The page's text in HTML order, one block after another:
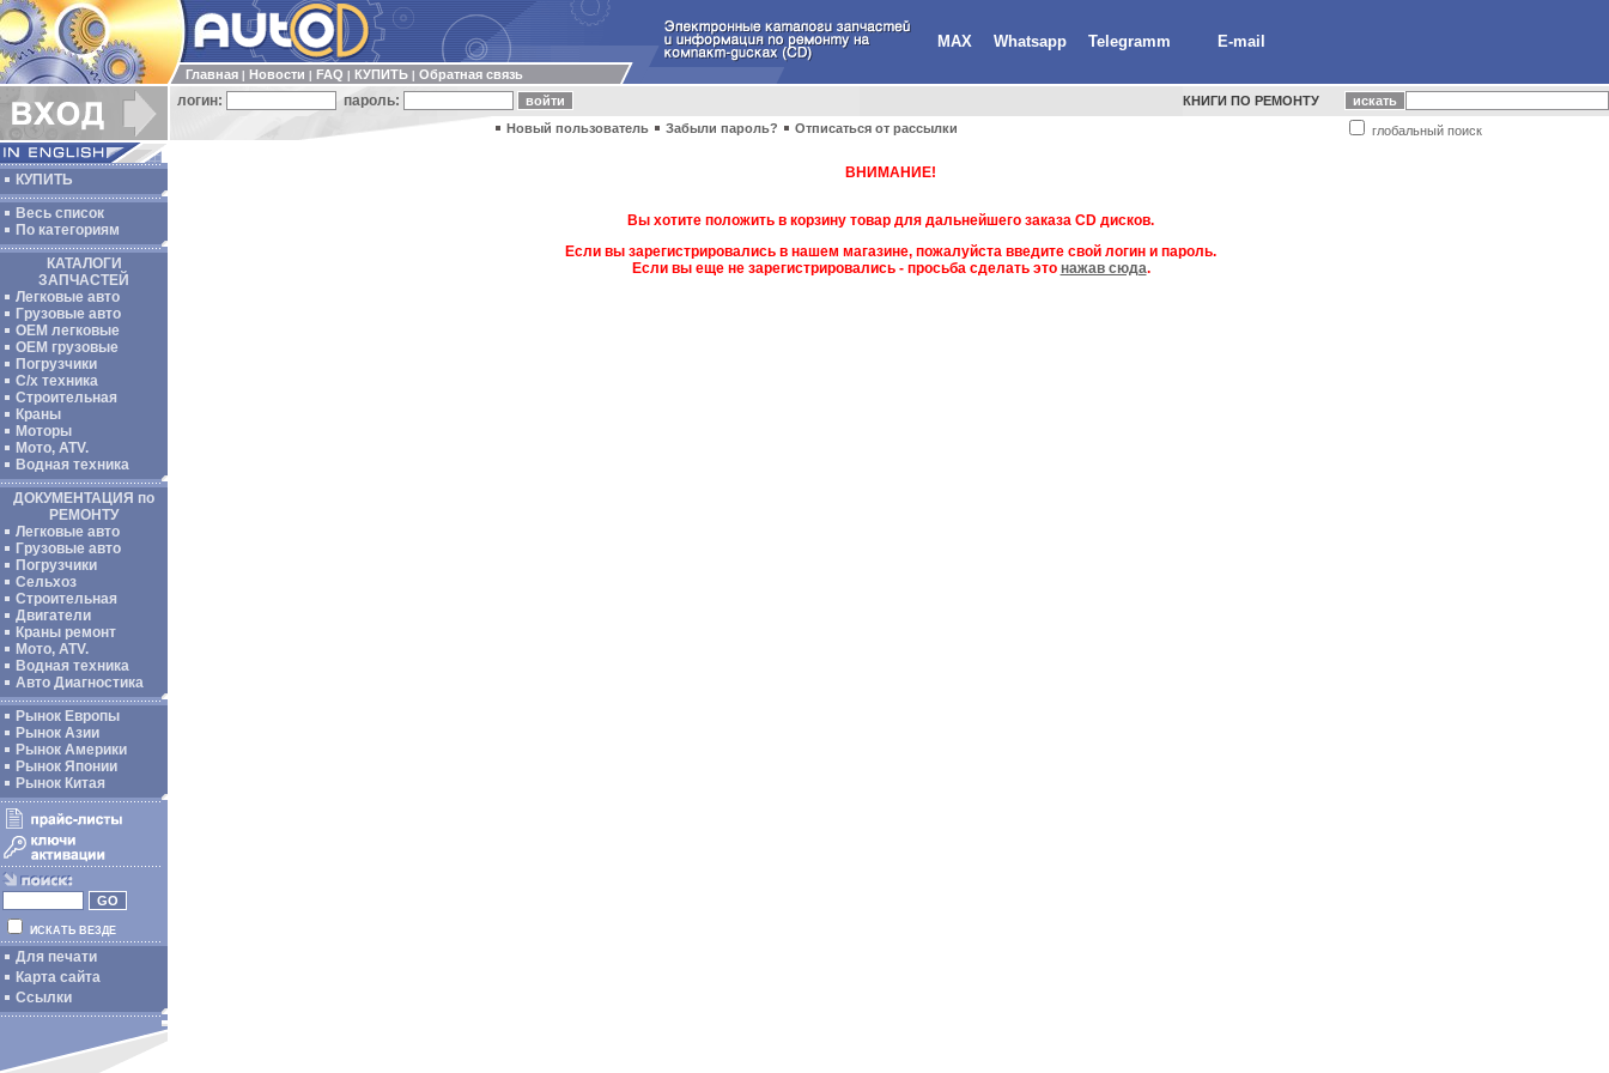
MAX Whatsapp Telegramm E-mail
Главная Новости FAQ КУПИТЬ Обратная связь
логин: пароль: КНИГИ ПО РЕМОНТУ
глобальный поиск
Новый пользователь Забыли пароль? Отписаться от рассылки
КУПИТЬ
Весь список
По категориям
КАТАЛОГИ
ЗАПЧАСТЕЙ
Легковые авто
Грузовые авто
ОЕМ легковые
OEM грузовые
Погрузчики
С/х техника
Строительная
Краны
Моторы
Мото, ATV.
Водная техника
ДОКУМЕНТАЦИЯ по
РЕМОНТУ
Легковые авто
Грузовые авто
Погрузчики
Сельхоз
Строительная
Двигатели
Краны ремонт
Мото, ATV.
Водная техника
Авто Диагностика
Рынок Европы
Рынок Азии
Рынок Америки
Рынок Японии
Рынок Китая
ИСКАТЬ ВЕЗДЕ
Для печати
Карта сайта
Ссылки
ВНИМАНИЕ!
Вы хотите положить в корзину товар для дальнейшего заказа CD дисков.
Если вы зарегистрировались в нашем магазине, пожалуйста введите свой логин и пароль.
Если вы еще не зарегистрировались - просьба сделать это нажав сюда.